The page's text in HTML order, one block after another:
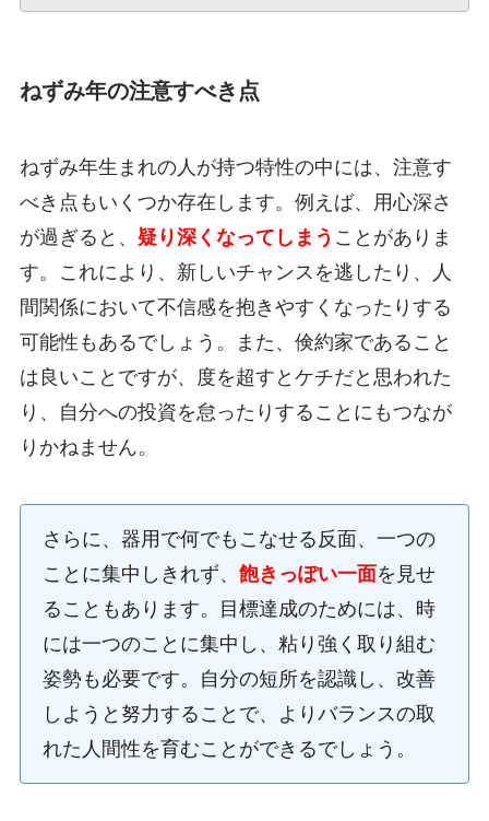
ねずみ年の注意すべき点
ねずみ年生まれの人が持つ特性の中には、注意す
べき点もいくつか存在します。例えば、用心深さ
が過ぎると、 疑り深くなってしまう ことがありま
す。これにより、新しいチャンスを逃したり、人
間関係において不信感を抱きやすくなったりする
可能性もあるでしょう。また、倹約家であること
は良いことですが、度を超すとケチだと思われた
り、自分への投資を怠ったりすることにもつなが
りかねません。
さらに、器用で何でもこなせる反面、一つの
ことに集中しきれず、 飽きっぽい一面を見せ
ることもあります。目標達成のためには、時
には一つのことに集中し、粘り強く取り組む
姿勢も必要です。自分の短所を認識し、改善
しようと努力することで、よりバランスの取
れた人間性を育むことができるでしょう。